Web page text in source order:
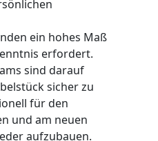
ein hohes Maß
erfordert.
sind darauf
sicher zu
für den
und am neuen
aufzubauen.